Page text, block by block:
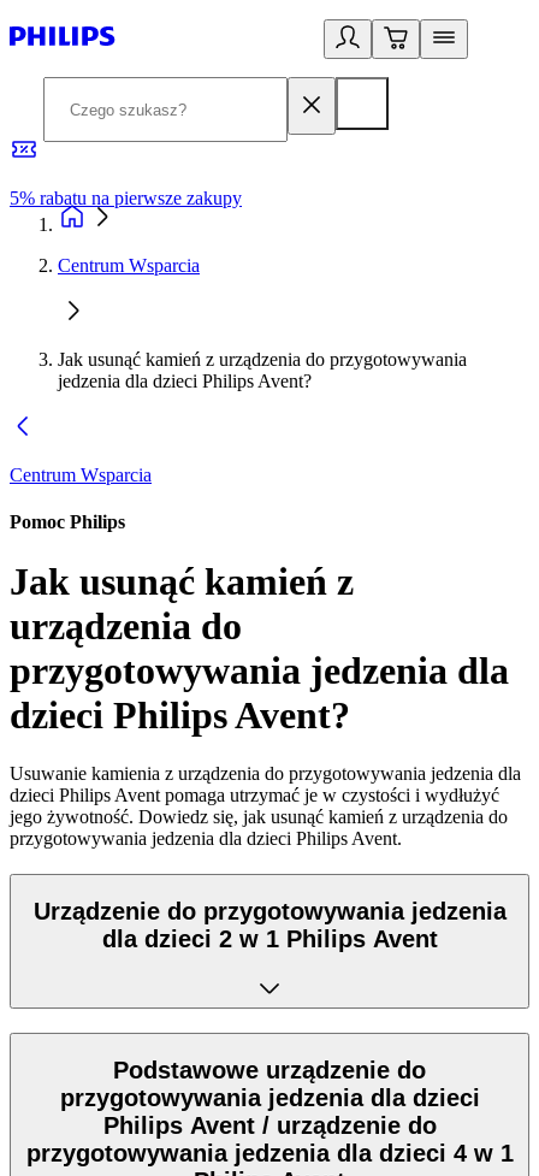
5% rabatu na pierwsze zakupy
Centrum Wsparcia
Jak usunąć kamień z urządzenia do przygotowywania
jedzenia dla dzieci Philips Avent?
Centrum Wsparcia
Pomoc Philips
Jak usunąć kamień z
urządzenia do
przygotowywania jedzenia dla
dzieci Philips Avent?
Usuwanie kamienia z urządzenia do przygotowywania jedzenia dla
dzieci Philips Avent pomaga utrzymać je w czystości i wydłużyć
jego żywotność. Dowiedz się, jak usunąć kamień z urządzenia do
przygotowywania jedzenia dla dzieci Philips Avent.
Urządzenie do przygotowywania jedzenia
dla dzieci 2 w 1 Philips Avent
Podstawowe urządzenie do
przygotowywania jedzenia dla dzieci
Philips Avent / urządzenie do
przygotowywania jedzenia dla dzieci 4 w 1